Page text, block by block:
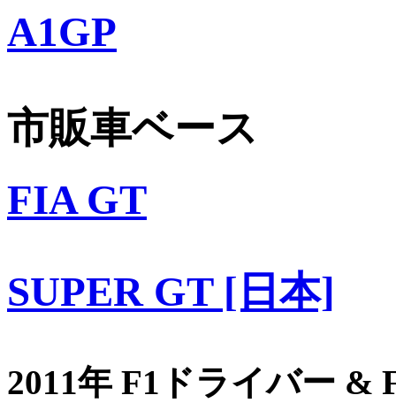
A1GP
市販車ベース
FIA GT
SUPER GT [日本]
2011年 F1ドライバー &